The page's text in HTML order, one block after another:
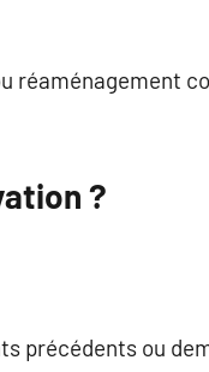
réaménagement
?
précédents ou